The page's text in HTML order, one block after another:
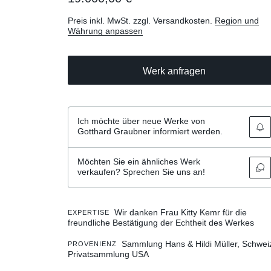
Preis inkl. MwSt. zzgl. Versandkosten. Region und
Währung anpassen
Werk anfragen
Ich möchte über neue Werke von
Gotthard Graubner informiert werden.
Möchten Sie ein ähnliches Werk
verkaufen? Sprechen Sie uns an!
EXPERTISE
Wir danken Frau Kitty Kemr für die
freundliche Bestätigung der Echtheit des Werkes
PROVENIENZ
Sammlung Hans & Hildi Müller,
Privatsammlung USA